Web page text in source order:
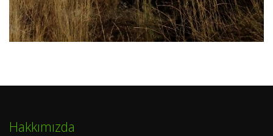
Hakkımızda